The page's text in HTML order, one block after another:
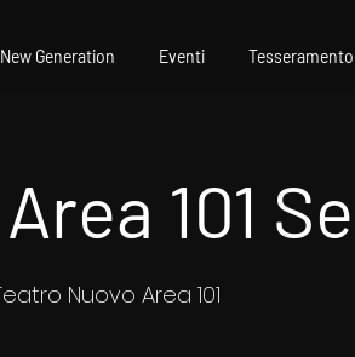
New Generation Eventi Tesseramento
101
Nuovo Area 101